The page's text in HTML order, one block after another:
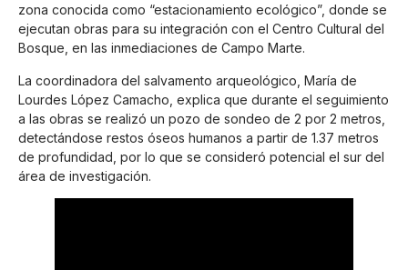
zona conocida como “estacionamiento ecológico”, donde se
ejecutan obras para su integración con el Centro Cultural del
Bosque, en las inmediaciones de Campo Marte.
La coordinadora del salvamento arqueológico, María de
Lourdes López Camacho, explica que durante el seguimiento
a las obras se realizó un pozo de sondeo de 2 por 2 metros,
detectándose restos óseos humanos a partir de 1.37 metros
de profundidad, por lo que se consideró potencial el sur del
área de investigación.